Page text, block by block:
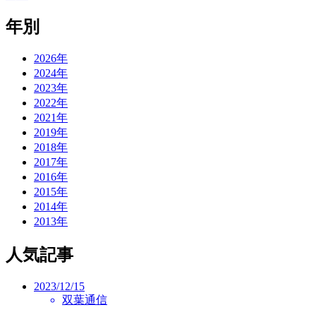
年別
2026年
2024年
2023年
2022年
2021年
2019年
2018年
2017年
2016年
2015年
2014年
2013年
人気記事
2023/12/15
双葉通信